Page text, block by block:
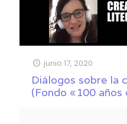
junio 17, 2020
Diálogos sobre la
(Fondo «100